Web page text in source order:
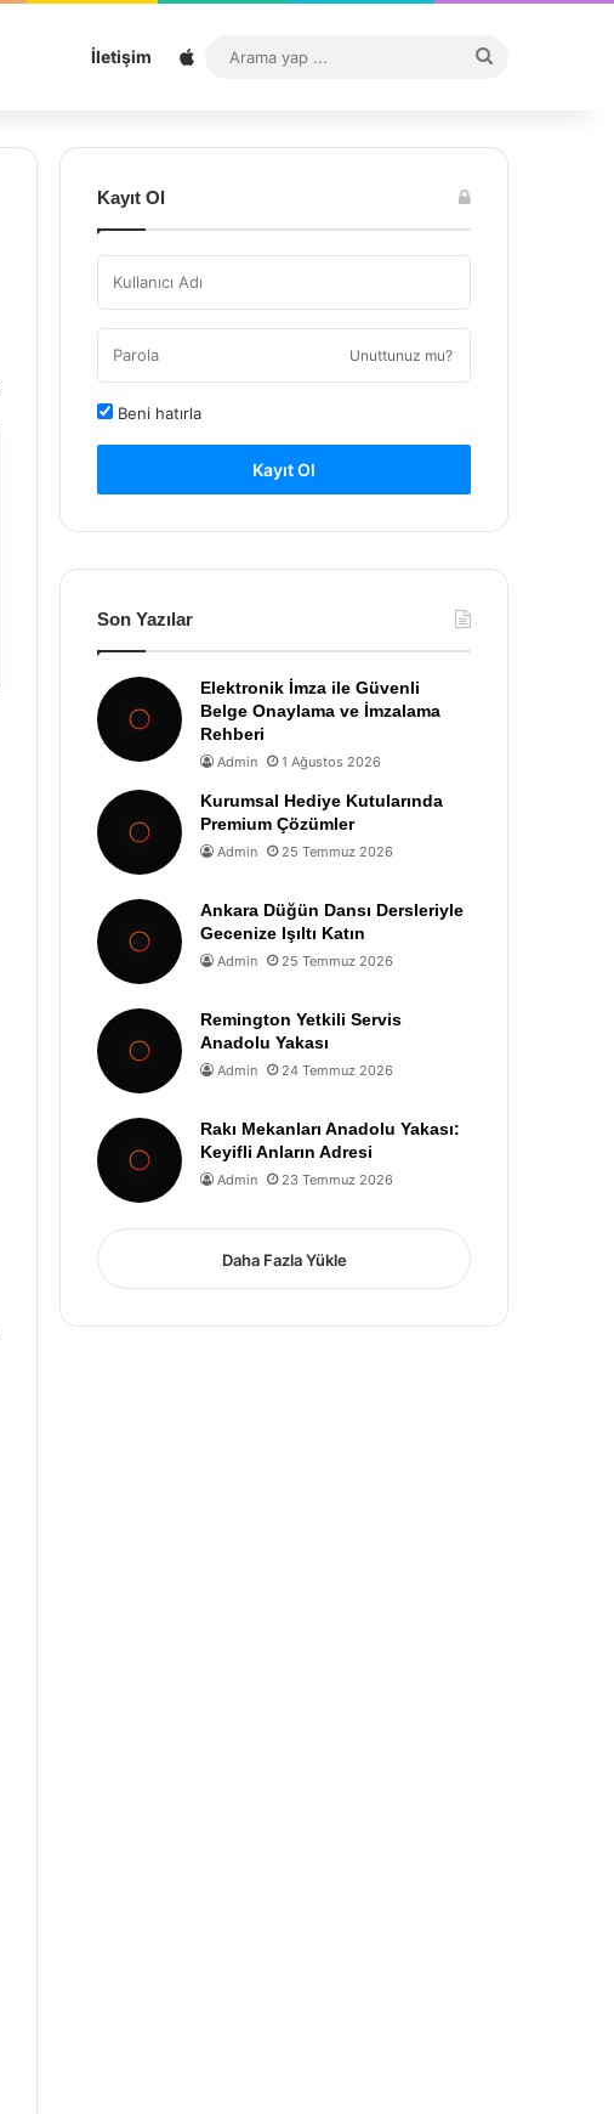
İletişim Sitemap
...
Kayıt Ol
Unuttunuz mu?
Beni hatırla
Kayıt Ol
Son Yazılar
Elektronik İmza ile Güvenli
Belge Onaylama ve İmzalama
Rehberi
Admin 1 Ağustos 2026
Kurumsal Hediye Kutularında
Premium Çözümler
Admin 25 Temmuz 2026
Ankara Düğün Dansı Dersleriyle
Gecenize Işıltı Katın
Admin 25 Temmuz 2026
Remington Yetkili Servis
Anadolu Yakası
Admin 24 Temmuz 2026
Rakı Mekanları Anadolu Yakası:
Keyifli Anların Adresi
Admin 23 Temmuz 2026
Daha Fazla Yükle